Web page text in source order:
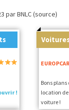
par BNLC (source)
!
EUROPCAR
Bons plans
location de
voiture !